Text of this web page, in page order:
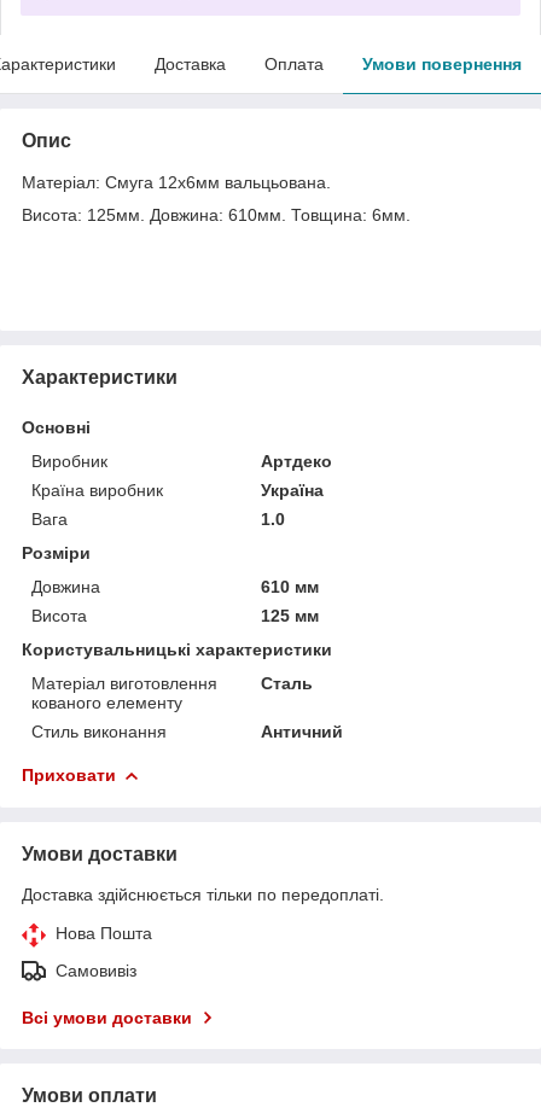
Доставка Оплата Умови повернення
Опис
Матеріал: Смуга 12х6мм вальцьована.
Висота: 125мм. Довжина: 610мм. Товщина: 6мм.
Характеристики
Основні
Виробник
Артдеко
Країна виробник
Україна
Вага
1.0
Розміри
Довжина
610 мм
Висота
125 мм
Користувальницькі характеристики
Матеріал виготовлення
кованого елементу
Сталь
Стиль виконання Античний
Приховати
Умови доставки
Доставка здійснюється тільки по передоплаті.
Нова Пошта
Самовивіз
Всі умови доставки
Умови оплати